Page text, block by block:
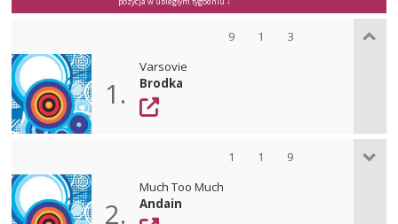
9 1 3
1.
Varsovie
Brodka
1 1 9
2.
Much Too Much
Andain